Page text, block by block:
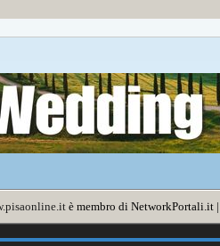
è membro di NetworkPortali.it